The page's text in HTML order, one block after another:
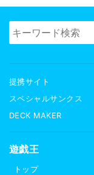
提携サイト
スペシャルサンクス
DECK MAKER
遊戯王
トップ